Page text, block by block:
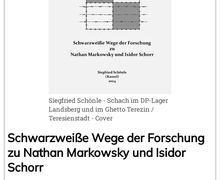
März 2023 (1 Eintrag)
Februar 2023 (2 Einträge)
November 2022 (2 Einträge)
Oktober 2022 (1 Eintrag)
Dezember 2021 (1 Eintrag)
November 2021 (1 Eintrag)
Oktober 2021 (1 Eintrag)
August 2021 (1 Eintrag)
2019
Oktober 2019 (1 Eintrag)
Siegfried Schönle - Schach im DP-Lager
Landsberg und im Ghetto Terezin /
Teresienstadt - Cover
Schwarzweiße Wege der Forschung
zu Nathan Markowsky und Isidor
Schorr